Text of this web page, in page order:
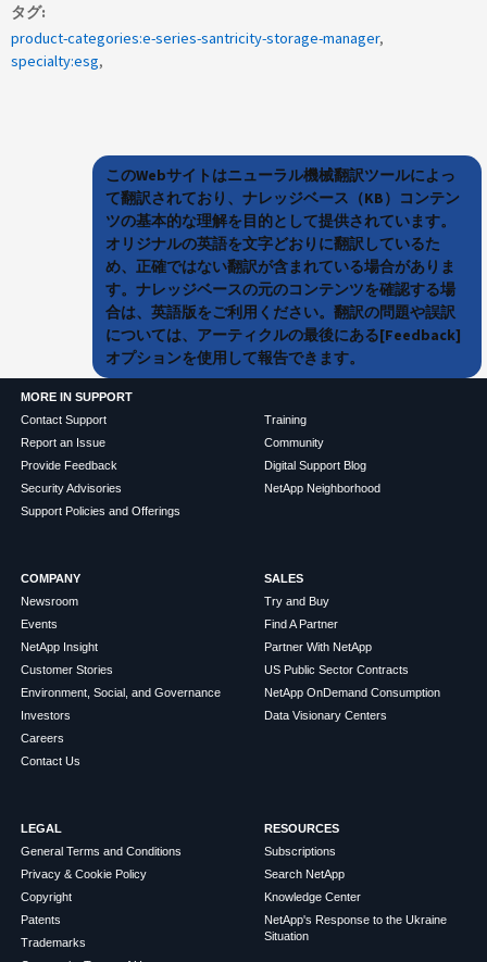
タグ
product-categories:e-series-santricity-storage-manager
specialty:esg
このWebサイトはニューラル機械翻訳ツールによっ
て翻訳されており、ナレッジベース（KB）コンテン
ツの基本的な理解を目的として提供されています。
オリジナルの英語を文字どおりに翻訳しているた
め、正確ではない翻訳が含まれている場合がありま
す。ナレッジベースの元のコンテンツを確認する場
合は、英語版をご利用ください。翻訳の問題や誤訳
については、アーティクルの最後にある[Feedback]
オプションを使用して報告できます。
MORE IN SUPPORT
Contact Support
Report an Issue
Provide Feedback
Security Advisories
Support Policies and Offerings
Training
Community
Digital Support Blog
NetApp Neighborhood
COMPANY
Newsroom
Events
NetApp Insight
Customer Stories
Environment, Social, and Governance
Investors
Careers
Contact Us
SALES
Try and Buy
Find A Partner
Partner With NetApp
US Public Sector Contracts
NetApp OnDemand Consumption
Data Visionary Centers
LEGAL
General Terms and Conditions
Privacy & Cookie Policy
Copyright
Patents
Trademarks
RESOURCES
Subscriptions
Search NetApp
Knowledge Center
NetApp's Response to the Ukraine
Situation